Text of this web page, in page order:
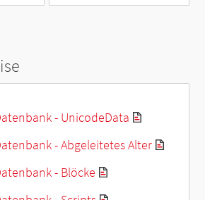
- UnicodeData
- Abgeleitetes Alter
- Blöcke